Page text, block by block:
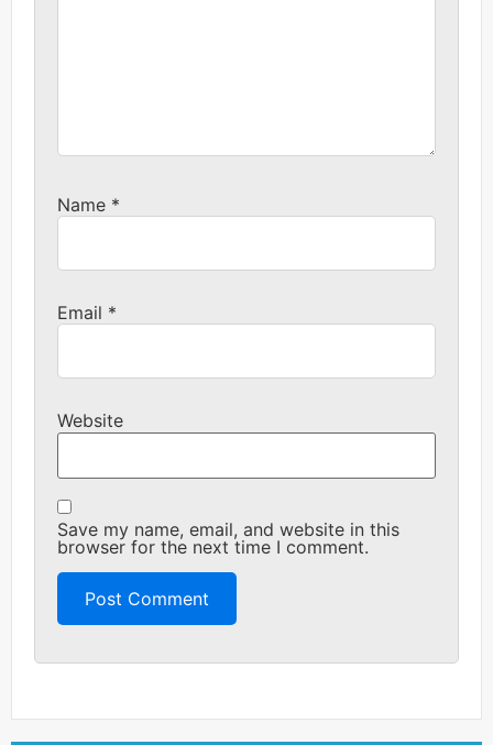
Name *
Email *
Website
Save my name, email, and website in this
browser for the next time I comment.